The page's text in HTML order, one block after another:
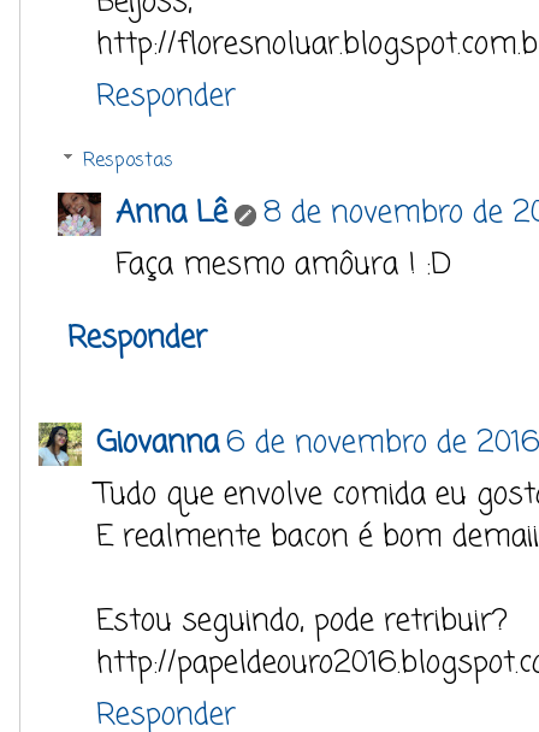
http://
Responder
Respostas
Anna Lê
8 de novembro de
Faça mesmo amôura ! :D
Responder
Giovanna6 de novembro de
Tudo que envolve comida eu
E realmente bacon é bom
Estou seguindo, pode retribuir?
http://
Responder